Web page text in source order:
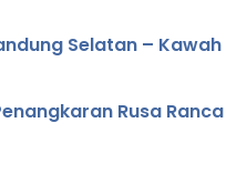
Selatan – Kawah
Rusa Ranca